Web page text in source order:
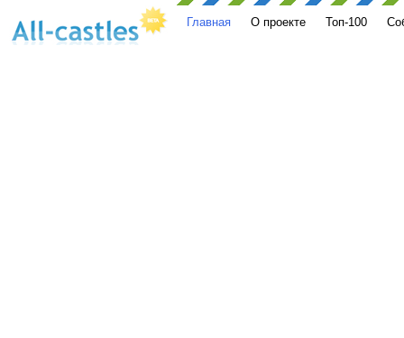
Главная О проекте Топ-100